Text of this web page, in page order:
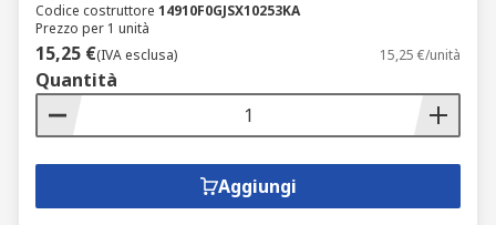
Codice costruttore 14910F0GJSX10253KA
Prezzo per 1 unità
15,25 €(IVA esclusa) 15,25 €/unità
Quantità
Aggiungi